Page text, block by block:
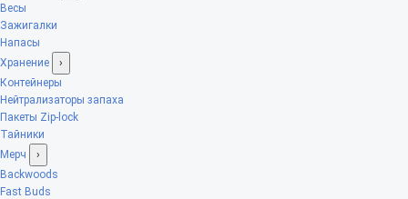
Весы
Зажигалки
Напасы
Хранение
›
Контейнеры
Нейтрализаторы запаха
Пакеты Zip-lock
Тайники
Мерч
›
Backwoods
Fast Buds